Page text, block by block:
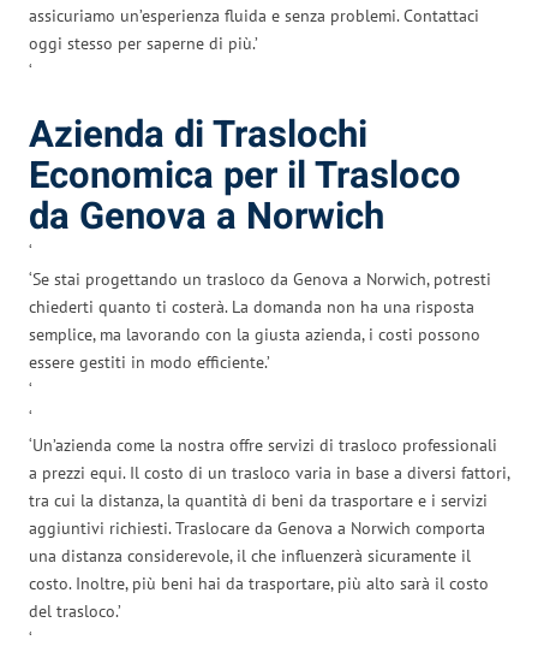
assicuriamo un’esperienza fluida e senza problemi. Contattaci
oggi stesso per saperne di più.’
‘
Azienda di Traslochi
Economica per il Trasloco
da Genova a Norwich
‘
‘Se stai progettando un trasloco da Genova a Norwich, potresti
chiederti quanto ti costerà. La domanda non ha una risposta
semplice, ma lavorando con la giusta azienda, i costi possono
essere gestiti in modo efficiente.’
‘
‘
‘Un’azienda come la nostra offre servizi di trasloco professionali
a prezzi equi. Il costo di un trasloco varia in base a diversi fattori,
tra cui la distanza, la quantità di beni da trasportare e i servizi
aggiuntivi richiesti. Traslocare da Genova a Norwich comporta
una distanza considerevole, il che influenzerà sicuramente il
costo. Inoltre, più beni hai da trasportare, più alto sarà il costo
del trasloco.’
‘